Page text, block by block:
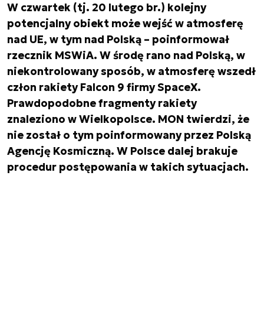
W czwartek (tj. 20 lutego br.) kolejny
potencjalny obiekt może wejść w atmosferę
nad UE, w tym nad Polską – poinformował
rzecznik MSWiA. W środę rano nad Polską, w
niekontrolowany sposób, w atmosferę wszedł
człon rakiety Falcon 9 firmy SpaceX.
Prawdopodobne fragmenty rakiety
znaleziono w Wielkopolsce. MON twierdzi, że
nie został o tym poinformowany przez Polską
Agencję Kosmiczną. W Polsce dalej brakuje
procedur postępowania w takich sytuacjach.